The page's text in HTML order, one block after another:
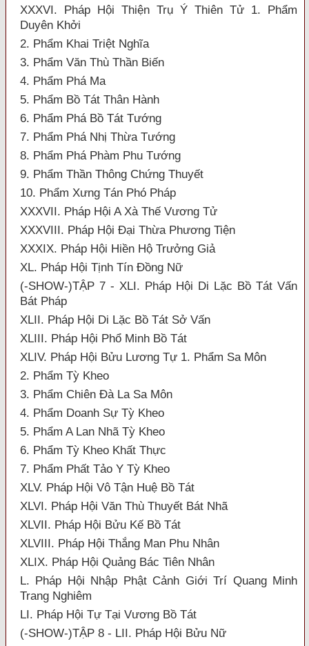
XXXVI. Pháp Hội Thiện Trụ Ý Thiên Tử 1. Phẩm
Duyên Khởi
2. Phẩm Khai Triệt Nghĩa
3. Phẩm Văn Thù Thần Biến
4. Phẩm Phá Ma
5. Phẩm Bồ Tát Thân Hành
6. Phẩm Phá Bồ Tát Tướng
7. Phẩm Phá Nhị Thừa Tướng
8. Phẩm Phá Phàm Phu Tướng
9. Phẩm Thần Thông Chứng Thuyết
10. Phẩm Xưng Tán Phó Pháp
XXXVII. Pháp Hội A Xà Thế Vương Tử
XXXVIII. Pháp Hội Đại Thừa Phương Tiện
XXXIX. Pháp Hội Hiền Hộ Trưởng Giả
XL. Pháp Hội Tịnh Tín Đồng Nữ
(-SHOW-)TẬP 7 - XLI. Pháp Hội Di Lặc Bồ Tát Vấn
Bát Pháp
XLII. Pháp Hội Di Lặc Bồ Tát Sở Vấn
XLIII. Pháp Hội Phổ Minh Bồ Tát
XLIV. Pháp Hội Bửu Lương Tự 1. Phẩm Sa Môn
2. Phẩm Tỳ Kheo
3. Phẩm Chiên Đà La Sa Môn
4. Phẩm Doanh Sự Tỳ Kheo
5. Phẩm A Lan Nhã Tỳ Kheo
6. Phẩm Tỳ Kheo Khất Thực
7. Phẩm Phất Tảo Y Tỳ Kheo
XLV. Pháp Hội Vô Tận Huệ Bồ Tát
XLVI. Pháp Hội Văn Thù Thuyết Bát Nhã
XLVII. Pháp Hội Bửu Kế Bồ Tát
XLVIII. Pháp Hội Thắng Man Phu Nhân
XLIX. Pháp Hội Quảng Bác Tiên Nhân
L. Pháp Hội Nhập Phật Cảnh Giới Trí Quang Minh
Trang Nghiêm
LI. Pháp Hội Tự Tại Vương Bồ Tát
(-SHOW-)TẬP 8 - LII. Pháp Hội Bửu Nữ